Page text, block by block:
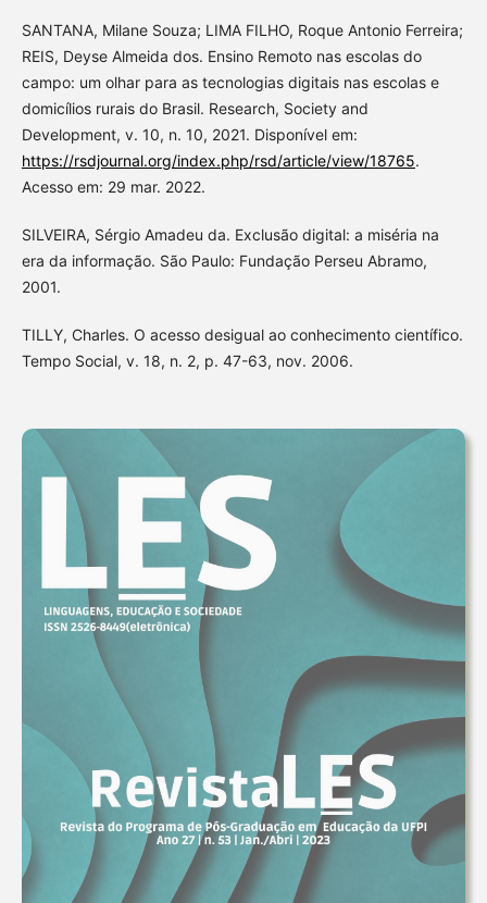
SANTANA, Milane Souza; LIMA FILHO, Roque Antonio Ferreira;
REIS, Deyse Almeida dos. Ensino Remoto nas escolas do
campo: um olhar para as tecnologias digitais nas escolas e
domicílios rurais do Brasil. Research, Society and
Development, v. 10, n. 10, 2021. Disponível em:
https://rsdjournal.org/index.php/rsd/article/view/18765.
Acesso em: 29 mar. 2022.
SILVEIRA, Sérgio Amadeu da. Exclusão digital: a miséria na
era da informação. São Paulo: Fundação Perseu Abramo,
2001.
TILLY, Charles. O acesso desigual ao conhecimento científico.
Tempo Social, v. 18, n. 2, p. 47-63, nov. 2006.